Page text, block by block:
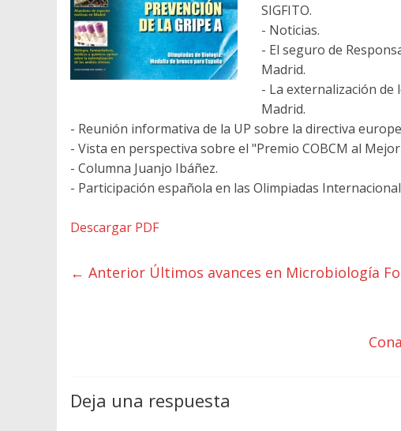
SIGFITO.
- Noticias.
- El seguro de
Madrid.
- La externalización de
Madrid.
- Reunión informativa de la UP sobre la directiva
- Vista en perspectiva sobre el "Premio COBCM al
- Columna Juanjo Ibáñez.
- Participación española en las Olimpiadas
Descargar PDF
← AnteriorÚltimos avances en Microbiología
Deja una respuesta